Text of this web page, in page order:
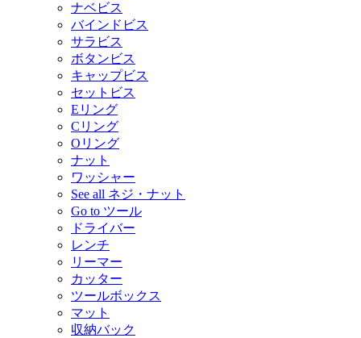
ナベビス
バインドビス
サラビス
ボタンビス
キャップビス
セットビス
Eリング
Cリング
Oリング
ナット
ワッシャー
See all ネジ・ナット
Go to ツール
ドライバー
レンチ
リーマー
カッター
ツールボックス
マット
収納バック